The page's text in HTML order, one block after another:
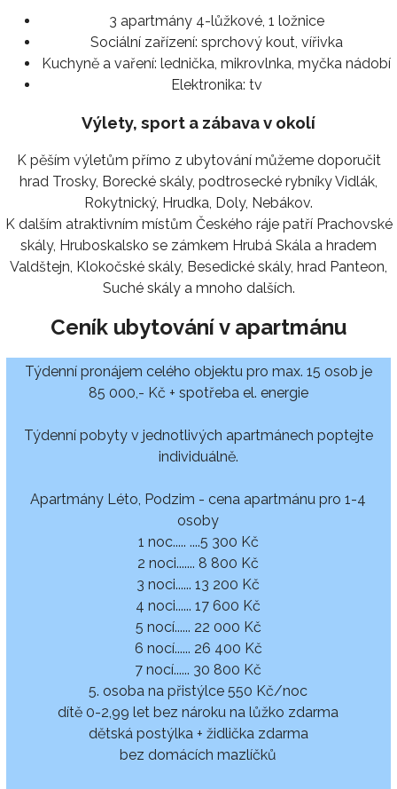
3 apartmány 4-lůžkové, 1 ložnice
Sociální zařízení: sprchový kout, vířivka
Kuchyně a vaření: lednička, mikrovlnka, myčka nádobí
Elektronika: tv
Výlety, sport a zábava v okolí
K pěším výletům přímo z ubytování můžeme doporučit
hrad Trosky, Borecké skály, podtrosecké rybníky Vidlák,
Rokytnický, Hrudka, Doly, Nebákov.
K dalším atraktivním místům Českého ráje patří Prachovské
skály, Hruboskalsko se zámkem Hrubá Skála a hradem
Valdštejn, Klokočské skály, Besedické skály, hrad Panteon,
Suché skály a mnoho dalších.
Ceník ubytování v apartmánu
Týdenní pronájem celého objektu pro max. 15 osob je
85 000,- Kč + spotřeba el. energie
Týdenní pobyty v jednotlivých apartmánech poptejte
individuálně.
Apartmány Léto, Podzim - cena apartmánu pro 1-4
osoby
1 noc..... ....5 300 Kč
2 noci....... 8 800 Kč
3 noci...... 13 200 Kč
4 noci...... 17 600 Kč
5 nocí...... 22 000 Kč
6 nocí...... 26 400 Kč
7 nocí...... 30 800 Kč
5. osoba na přistýlce 550 Kč/noc
dítě 0-2,99 let bez nároku na lůžko zdarma
dětská postýlka + židlička zdarma
bez domácích mazlíčků